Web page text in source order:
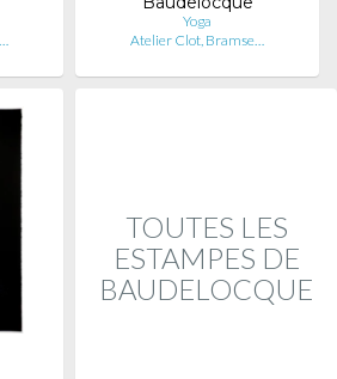
Yoga
Atelier Clot, Bramse…
TOUTES LES
ESTAMPES DE
BAUDELOCQUE